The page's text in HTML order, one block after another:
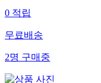
0적립
무료배송
2명구매중